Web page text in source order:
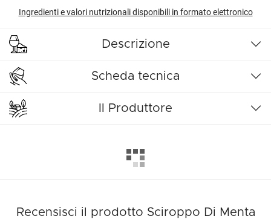
Ingredienti e valori nutrizionali disponibili in formato elettronico
Descrizione
Scheda tecnica
Il Produttore
Recensisci il prodotto Sciroppo Di Menta